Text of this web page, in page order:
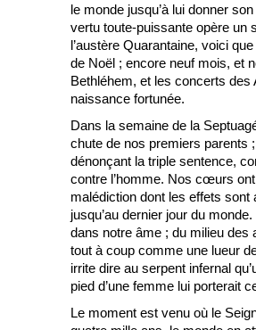
le monde jusqu’à lui donner
vertu toute-puissante opère un
l’austère Quarantaine, voici
de Noël ; encore neuf mois, et
Bethléhem, et les concerts
naissance fortunée.
Dans la semaine de la
chute de nos premiers parents
dénonçant la triple sentence,
contre l’homme. Nos cœurs
malédiction dont les effets
jusqu’au dernier jour du
dans notre âme ; du milieu des
tout à coup comme une lueur
irrite dire au serpent infernal
pied d’une femme lui porterait
Le moment est venu où le